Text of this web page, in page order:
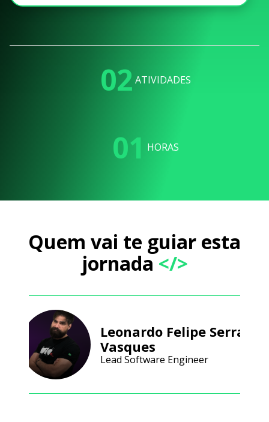
02 ATIVIDADES
01 HORAS
Quem vai te guiar esta
jornada </>
Leonardo Felipe Serra
Vasques
Lead Software Engineer